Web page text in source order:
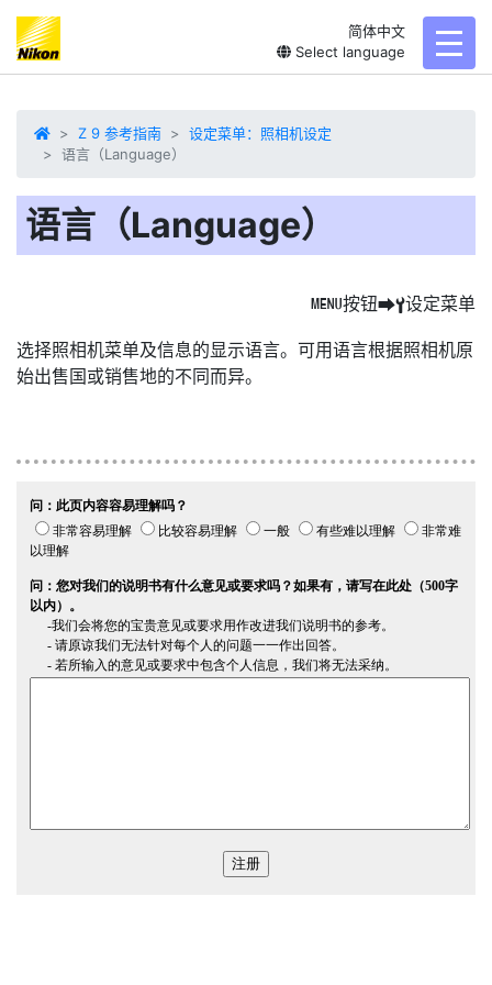
简体中文
Select language
Z 9 参考指南
设定菜单：照相机设定
语言（Language）
语言（Language）
G按钮UB设定菜单
选择照相机菜单及信息的显示语言。可用语言根据照相机原
始出售国或销售地的不同而异。